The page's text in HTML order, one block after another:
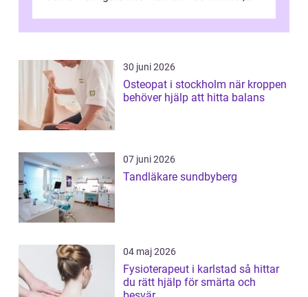
förändringarna u...
30 juni 2026
Osteopat i stockholm när kroppen
behöver hjälp att hitta balans
07 juni 2026
Tandläkare sundbyberg
04 maj 2026
Fysioterapeut i karlstad så hittar
du rätt hjälp för smärta och